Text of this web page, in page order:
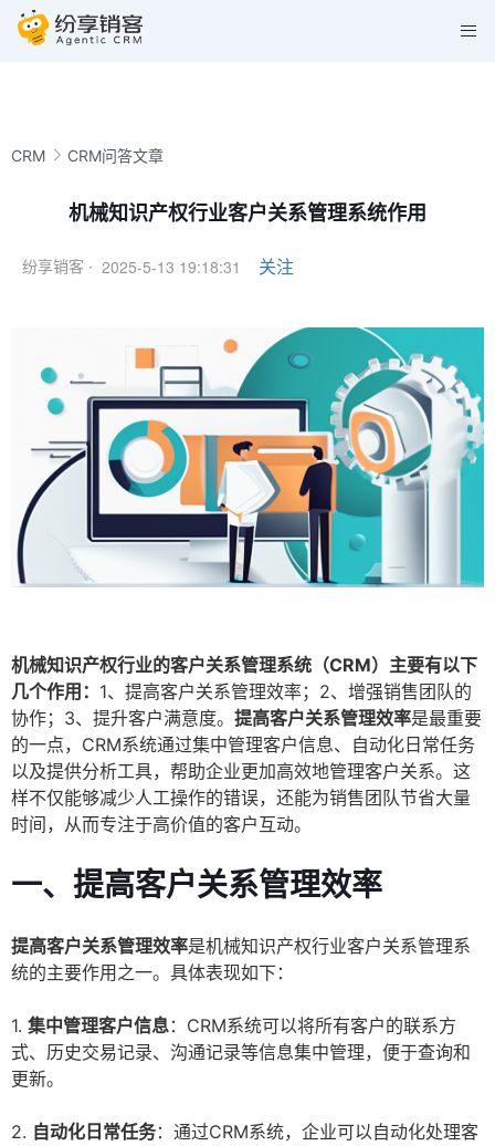
CRM CRM问答文章
机械知识产权行业客户关系管理系统作用
纷享销客 · 2025-5-13 19:18:31 关注
机械知识产权行业的客户关系管理系统（CRM）主要有以下
几个作用： 1、提高客户关系管理效率；2、增强销售团队的
协作；3、提升客户满意度。 提高客户关系管理效率是最重要
的一点，CRM系统通过集中管理客户信息、自动化日常任务
以及提供分析工具，帮助企业更加高效地管理客户关系。这
样不仅能够减少人工操作的错误，还能为销售团队节省大量
时间，从而专注于高价值的客户互动。
一、提高客户关系管理效率
提高客户关系管理效率是机械知识产权行业客户关系管理系
统的主要作用之一。具体表现如下：
1. 集中管理客户信息：CRM系统可以将所有客户的联系方
式、历史交易记录、沟通记录等信息集中管理，便于查询和
更新。
2. 自动化日常任务：通过CRM系统，企业可以自动化处理客